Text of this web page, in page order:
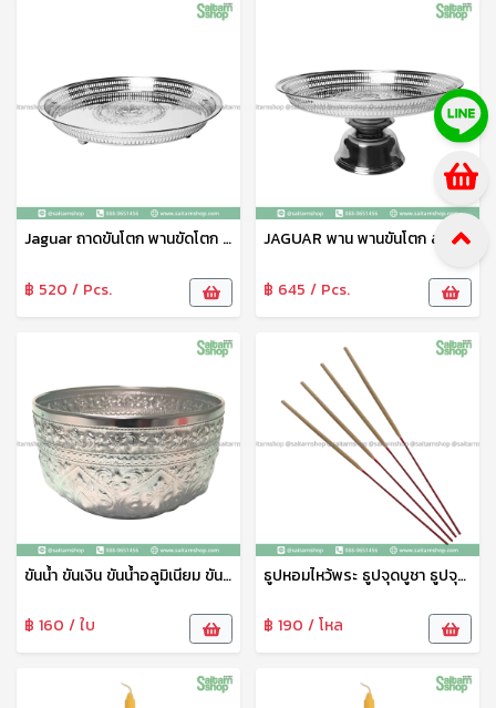
Jaguar ถาดขันโตก พานขัดโตก ถาดลายฉลุ พร้อมขา ขนาด 40 ซม สเตนเลส เหมาะสำหรับใช้ใส่อาหาร ผลไม้ต่างๆ ตราจากัวร์
฿ 520 / Pcs.
JAGUAR พาน พานขันโตก ลายฉลุ พานถวายพระ พานใส่ของ 40 ซม. เครื่องครัว สเตนเลส ตรา จากัวร์
฿ 645 / Pcs.
ขันน้ำ ขันเงิน ขันน้ำอลูมิเนียม ขันน้ำลายไทย ขันน้ำงานพิธี ขันน้ำสงกรานต์ 22 ซม. จระเข้
฿ 160 / ใบ
ธูปหอมไหว้พระ ธูปจุดบูชา ธูปจุดไหว้พระ ธูปหอม ธูปหอมไทย ควันน้อย จุดติดง่าย
฿ 190 / โหล